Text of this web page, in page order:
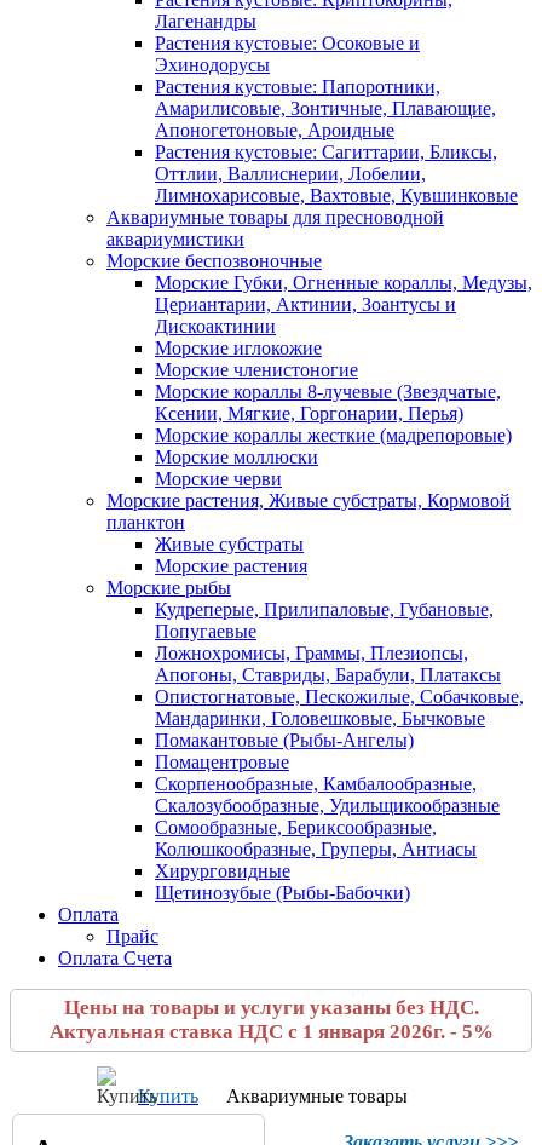
Лагенандры
Растения кустовые: Осоковые и
Эхинодорусы
Растения кустовые: Папоротники,
Амарилисовые, Зонтичные, Плавающие,
Апоногетоновые, Ароидные
Растения кустовые: Сагиттарии, Бликсы,
Оттлии, Валлиснерии, Лобелии,
Лимнохарисовые, Вахтовые, Кувшинковые
Аквариумные товары для пресноводной
аквариумистики
Морские беспозвоночные
Морские Губки, Огненные кораллы, Медузы,
Цериантарии, Актинии, Зоантусы и
Дискоактинии
Морские иглокожие
Морские членистоногие
Морские кораллы 8-лучевые (Звездчатые,
Ксении, Мягкие, Горгонарии, Перья)
Морские кораллы жесткие (мадрепоровые)
Морские моллюски
Морские черви
Морские растения, Живые субстраты, Кормовой
планктон
Живые субстраты
Морские растения
Морские рыбы
Кудреперые, Прилипаловые, Губановые,
Попугаевые
Ложнохромисы, Граммы, Плезиопсы,
Апогоны, Ставриды, Барабули, Платаксы
Опистогнатовые, Пескожилые, Собачковые,
Мандаринки, Головешковые, Бычковые
Помакантовые (Рыбы-Ангелы)
Помацентровые
Скорпенообразные, Камбалообразные,
Скалозубообразные, Удильщикообразные
Сомообразные, Бериксообразные,
Колюшкообразные, Груперы, Антиасы
Хирурговидные
Щетинозубые (Рыбы-Бабочки)
Оплата
Прайс
Оплата Счета
Цены на товары и услуги указаны без НДС.
Актуальная ставка НДС с 1 января 2026г. - 5%
Купить Аквариумные товары